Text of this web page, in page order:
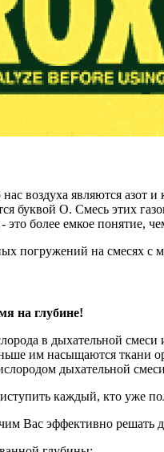
воздуха являются азот и
буквой O. Смесь этих
это более емкое понятие,
погружений на смесях
на глубине!
в дыхательной
им насыщаются ткани
дыхательной
каждый, кто уже
Вас эффективно решать